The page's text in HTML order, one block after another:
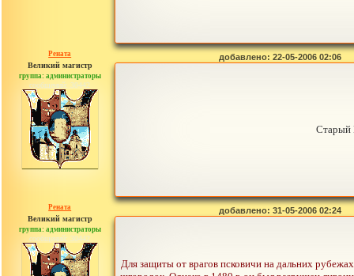
Рената
Великий магистр
группа: администраторы
сообщений: 30442
добавлено: 22-05-2006 02:06
Старый
Рената
Великий магистр
группа: администраторы
сообщений: 30442
добавлено: 31-05-2006 02:24
Для защиты от врагов псковичи на дальних